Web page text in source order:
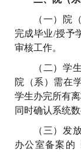
（一）院
完成毕业/授予
审核工作。
（二）学
院（系）需在
学生办完所有
同时确认系统
（三）发
办公室备案的